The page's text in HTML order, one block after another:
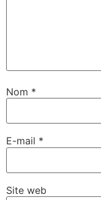
Nom *
E-mail *
Site web